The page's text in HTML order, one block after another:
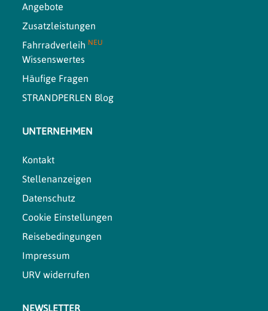
Angebote
Zusatzleistungen
Fahrradverleih NEU
Wissenswertes
Häufige Fragen
STRANDPERLEN Blog
UNTERNEHMEN
Kontakt
Stellenanzeigen
Datenschutz
Cookie Einstellungen
Reisebedingungen
Impressum
URV widerrufen
NEWSLETTER